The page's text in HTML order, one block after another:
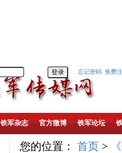
忘记密码 免费
铁军杂志 官方微博 铁军论坛
您的位置： 首页 >